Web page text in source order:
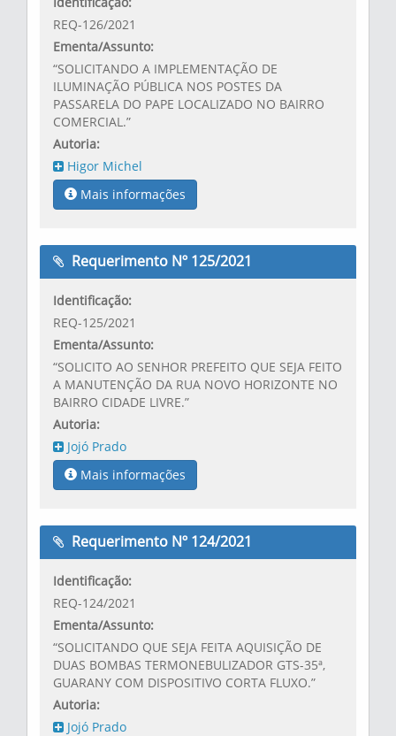
REQ-126/2021
Ementa/Assunto:
“SOLICITANDO A IMPLEMENTAÇÃO DE
ILUMINAÇÃO PÚBLICA NOS POSTES DA
PASSARELA DO PAPE LOCALIZADO NO BAIRRO
COMERCIAL.”
Autoria:
Higor Michel
Mais informações
Requerimento Nº 125/2021
Identificação:
REQ-125/2021
Ementa/Assunto:
“SOLICITO AO SENHOR PREFEITO QUE SEJA FEITO
A MANUTENÇÃO DA RUA NOVO HORIZONTE NO
BAIRRO CIDADE LIVRE.”
Autoria:
Jojó Prado
Mais informações
Requerimento Nº 124/2021
Identificação:
REQ-124/2021
Ementa/Assunto:
“SOLICITANDO QUE SEJA FEITA AQUISIÇÃO DE
DUAS BOMBAS TERMONEBULIZADOR GTS-35ª,
GUARANY COM DISPOSITIVO CORTA FLUXO.”
Autoria:
Jojó Prado